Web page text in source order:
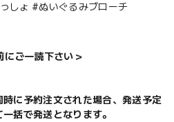
しょ #ぬいぐるみブローチ
にご一読下さい＞
時に予約注文された場合、発送予定
括で発送となります。